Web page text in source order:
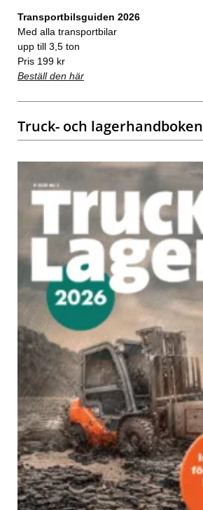
Transportbilsguiden 2026
Med alla transportbilar
upp till 3,5 ton
Pris 199 kr
Beställ den här
Truck- och lagerhandboken